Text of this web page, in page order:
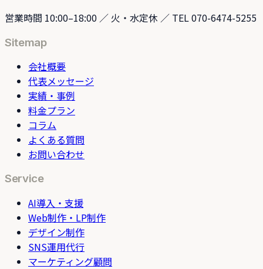
営業時間 10:00–18:00 ／ 火・水定休 ／ TEL 070-6474-5255
Sitemap
会社概要
代表メッセージ
実績・事例
料金プラン
コラム
よくある質問
お問い合わせ
Service
AI導入・支援
Web制作・LP制作
デザイン制作
SNS運用代行
マーケティング顧問